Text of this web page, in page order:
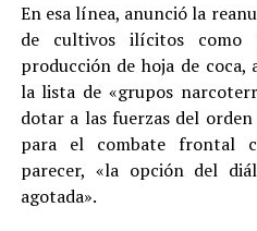
En esa línea, anunció la
de cultivos ilícitos
producción de hoja de
la lista de «grupos
dotar a las fuerzas del
para el combate frontal
parecer, «la opción del
agotada».